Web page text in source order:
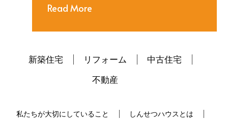
Read More
新築住宅 リフォーム
中古住宅
不動産
私たちが大切にしていること しんせつハウスとは